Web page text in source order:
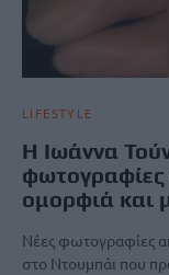
LIFESTYLE
H Ιωάννα
ομορφιά και
Νέες φωτογραφίες
στο Ντουμπάι που